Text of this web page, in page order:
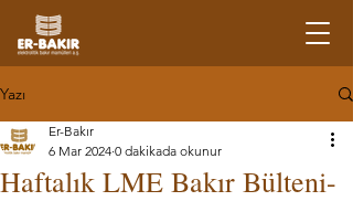
Yazı
Haftalık LME Bakır Bülteni-
Er-Bakır
6 Mar 2024 0 dakikada okunur